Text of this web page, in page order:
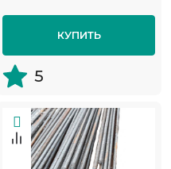
КУПИТЬ
5